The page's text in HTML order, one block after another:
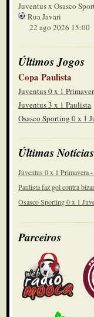
Juventus x Osasco
Rua Javari
22 ago 2026 15:00
Últimos Jogos
Copa Paulista
Juventus 0 x 1
Juventus 3 x 1 Paulista
Osasco Sporting 0 x 1
Últimas Notícias
Juventus 0 x 1 Primavera
Paulista faz gol contra
Osasco Sporting 0 x 1
Parceiros